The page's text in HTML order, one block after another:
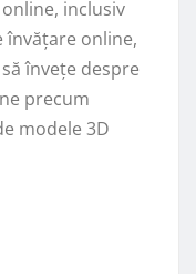
inclusiv
online,
învețe despre
precum
modele 3D